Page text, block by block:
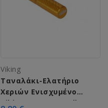
Viking
Ταναλάκι-Ελατήριο
Χεριών Ενισχυμένο
Viking C-2002 (100 lbs)